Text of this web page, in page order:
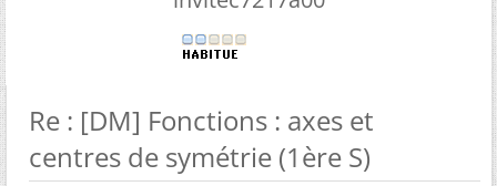
Re : [DM] Fonctions : axes et
centres de symétrie (1ère S)